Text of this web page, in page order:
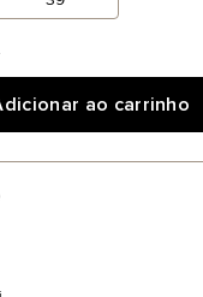
ao carrinho